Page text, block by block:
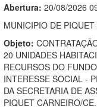
Abertura: 20/08/2026
MUNICIPIO DE
Objeto:
20 UNIDADES
RECURSOS DO
INTERESSE SOCIAL -
DA SECRETARIA DE
PIQUET CARNEIRO/CE.